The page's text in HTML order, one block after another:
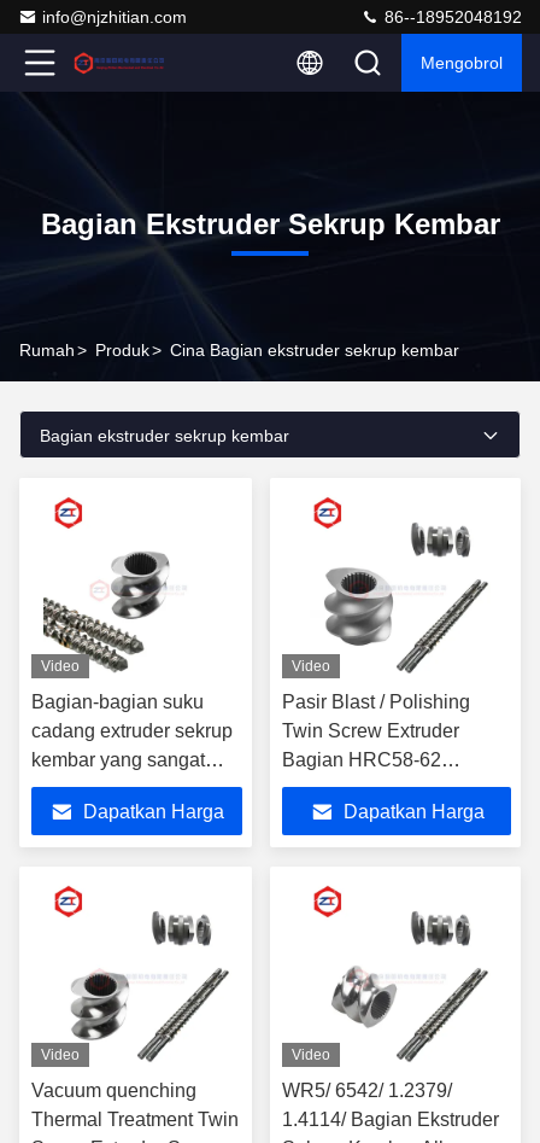
info@njzhitian.com 86--18952048192
Mengobrol
Bagian Ekstruder Sekrup Kembar
Rumah> Produk> Cina Bagian ekstruder sekrup kembar
Bagian ekstruder sekrup kembar
Video
Bagian-bagian suku
cadang extruder sekrup
kembar yang sangat
tahan lama dengan
kekerasan HRC58-62
dan ledakan pasir /
Dapatkan Harga
Video
Pasir Blast / Polishing
Twin Screw Extruder
Bagian HRC58-62
Kekerasan Untuk Umur
PanjangDapatkan Harga
Video
Vacuum quenching
Thermal Treatment Twin
Video
WR5/ 6542/ 1.2379/
1.4114/ Bagian Ekstruder